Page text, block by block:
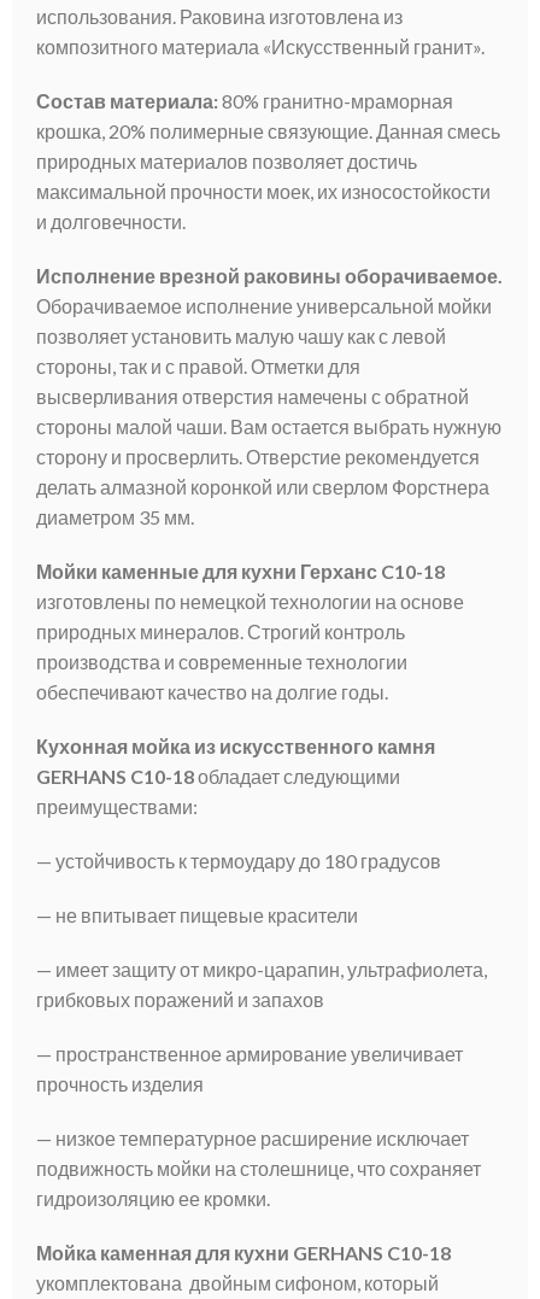
использования. Раковина изготовлена из
композитного материала «Искусственный гранит».
Состав материала:80% гранитно-мраморная
крошка, 20% полимерные связующие. Данная смесь
природных материалов позволяет достичь
максимальной прочности моек, их износостойкости
и долговечности.
Исполнение врезной раковины оборачиваемое.
Оборачиваемое исполнение универсальной мойки
позволяет установить малую чашу как с левой
стороны, так и с правой. Отметки для
высверливания отверстия намечены с обратной
стороны малой чаши. Вам остается выбрать нужную
сторону и просверлить. Отверстие рекомендуется
делать алмазной коронкой или сверлом Форстнера
диаметром 35 мм.
Мойки каменные для кухни Герханс C10-18
изготовлены по немецкой технологии на основе
природных минералов. Строгий контроль
производства и современные технологии
обеспечивают качество на долгие годы.
Кухонная мойка из искусственного камня
GERHANS C10-18обладает следующими
преимуществами:
— устойчивость к термоудару до 180 градусов
— не впитывает пищевые красители
— имеет защиту от микро-царапин, ультрафиолета,
грибковых поражений и запахов
— пространственное армирование увеличивает
прочность изделия
— низкое температурное расширение исключает
подвижность мойки на столешнице, что сохраняет
гидроизоляцию ее кромки.
Мойка каменная для кухни GERHANS C10-18
укомплектована двойным сифоном, который